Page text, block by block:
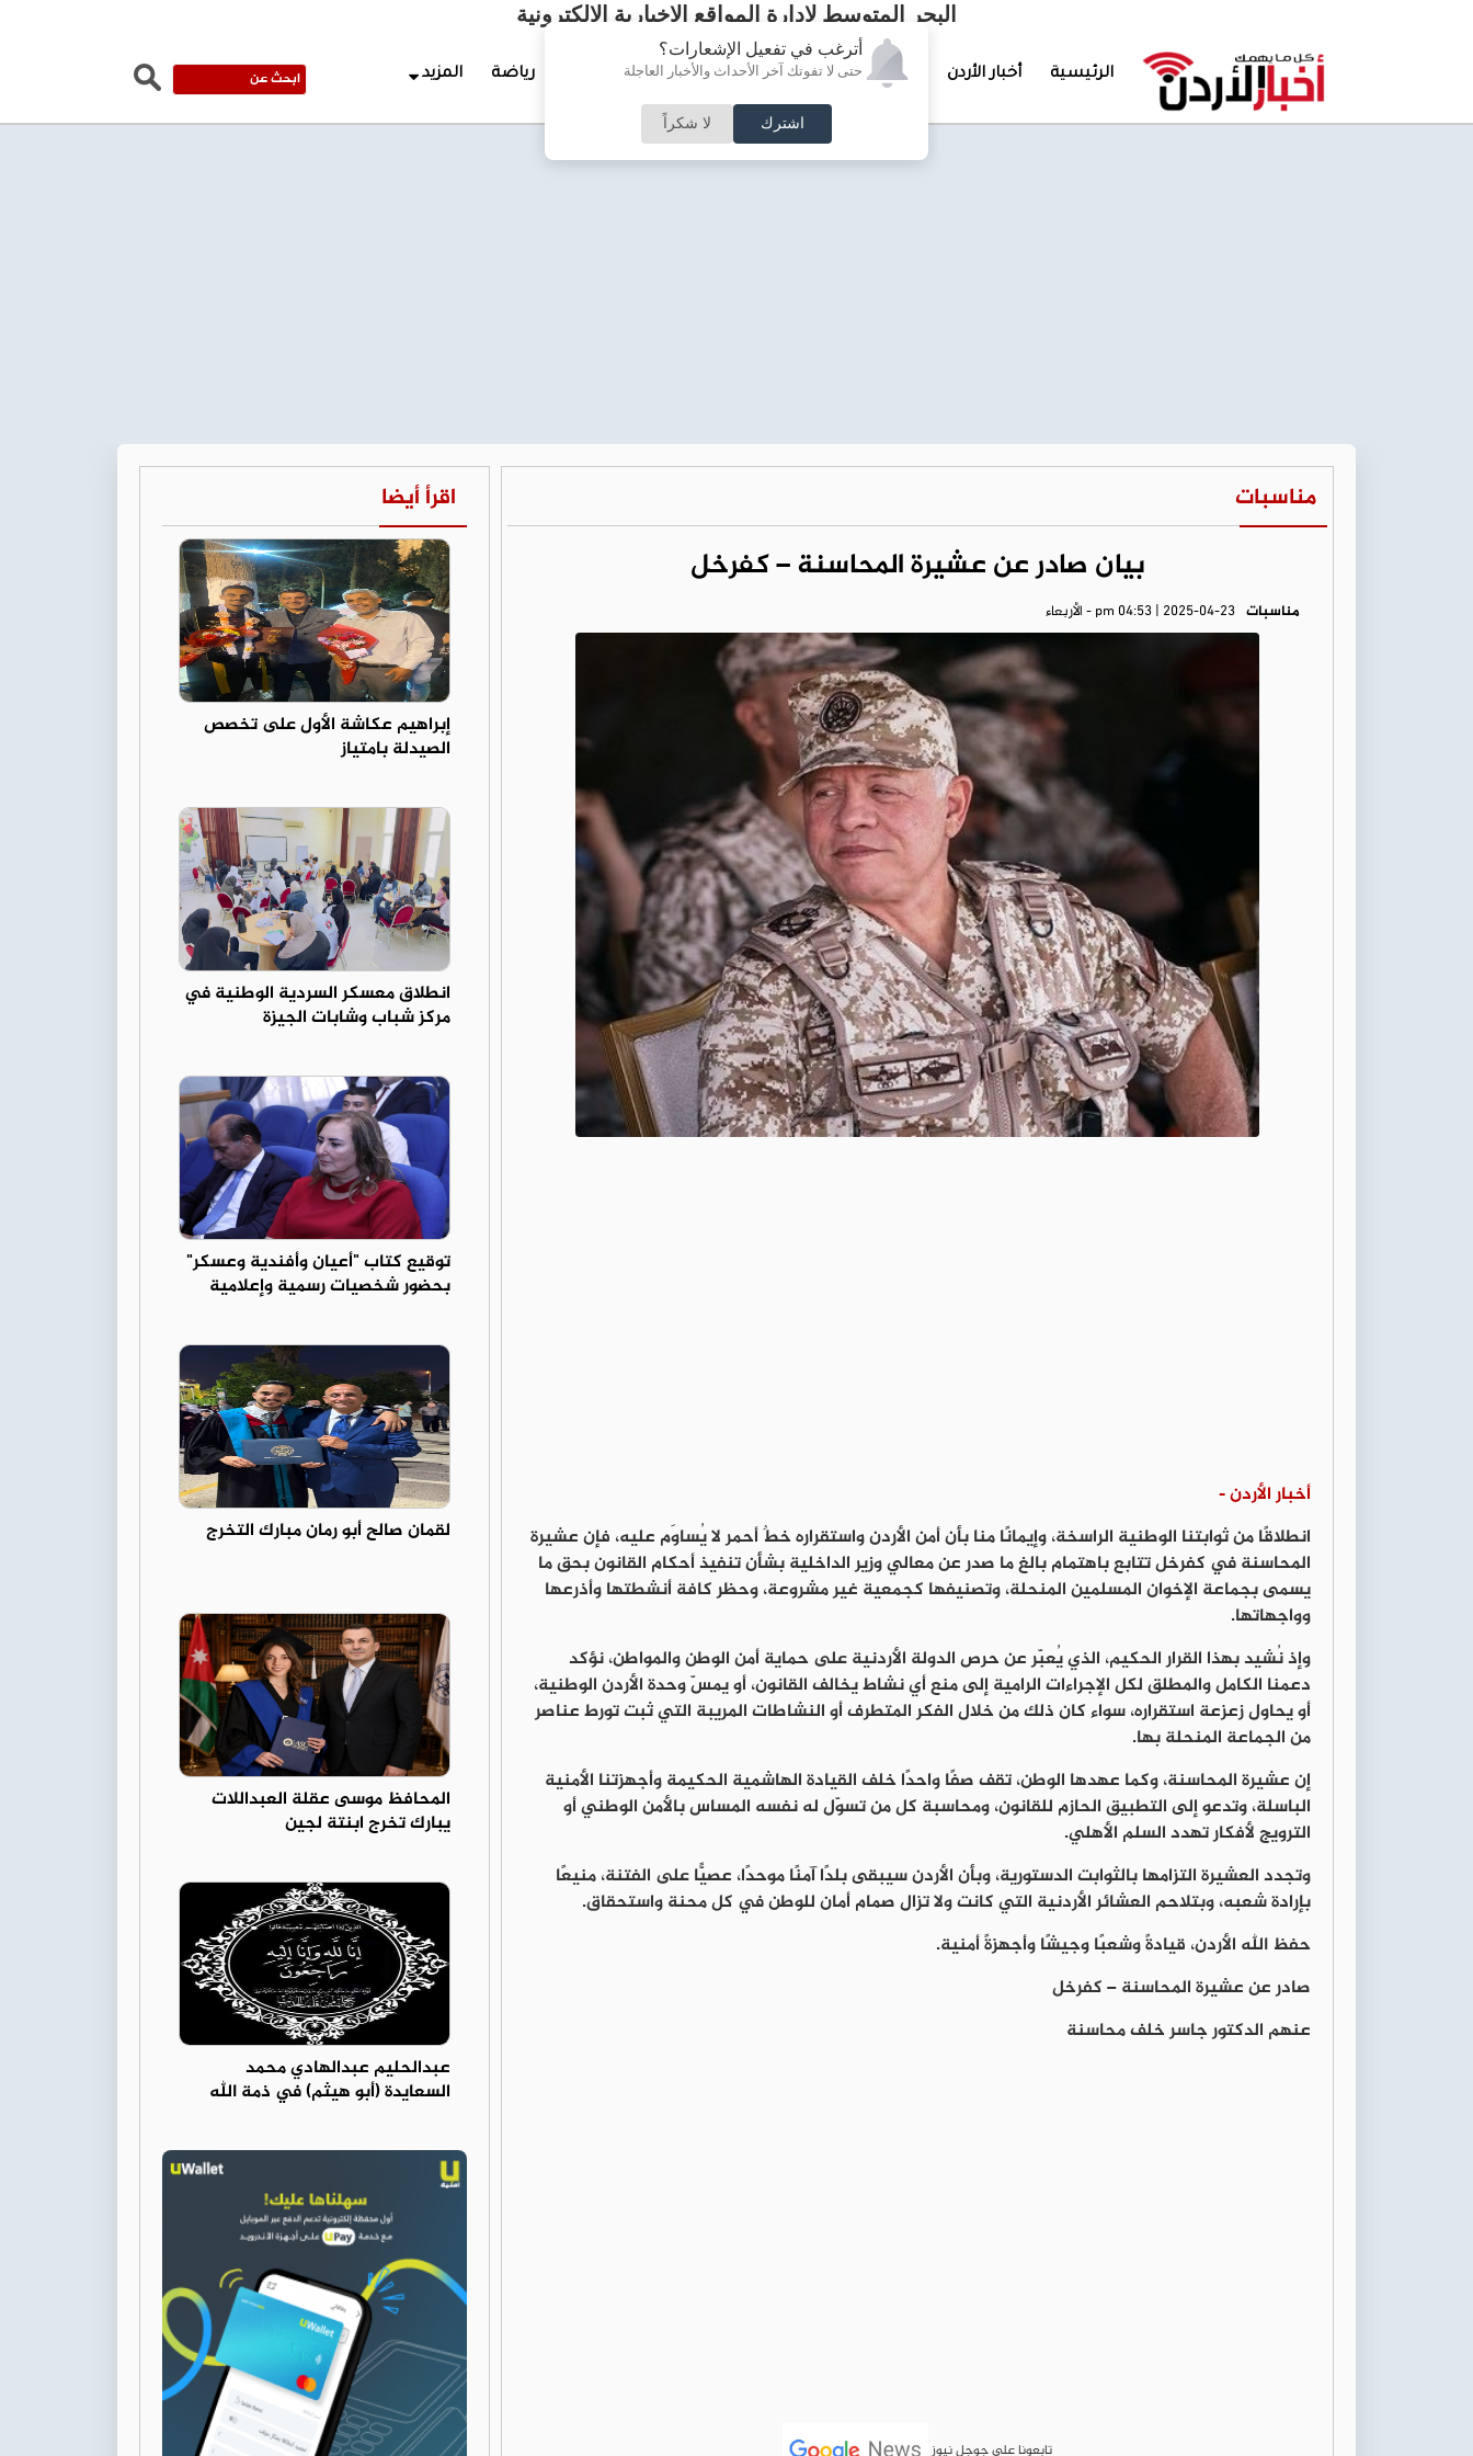
أترغب في تفعيل الإشعارات؟
حتى لا تفوتك آخر الأحداث والأخبار العاجلة
اشترك لا شكراً
البحر المتوسط لإدارة المواقع الإخبارية الالكترونية
الرئيسية أخبار الأردن تغطيات خاصة لقاء الأسبوع جرائم وحوادث رياضة المزيد
مناسبات
بيان صادر عن عشيرة المحاسنة – كفرخل
مناسبات pm 04:53 | 2025-04-23 - الأربعاء
أخبار الأردن -
انطلاقًا من ثوابتنا الوطنية الراسخة، وإيمانًا منا بأن أمن الأردن واستقراره خطٌ أحمر لا يُساوَم عليه، فإن عشيرة
المحاسنة في كفرخل تتابع باهتمام بالغ ما صدر عن معالي وزير الداخلية بشأن تنفيذ أحكام القانون بحق ما
يسمى بجماعة الإخوان المسلمين المنحلة، وتصنيفها كجمعية غير مشروعة، وحظر كافة أنشطتها وأذرعها
وواجهاتها.
وإذ نُشيد بهذا القرار الحكيم، الذي يُعبّر عن حرص الدولة الأردنية على حماية أمن الوطن والمواطن، نؤكد
دعمنا الكامل والمطلق لكل الإجراءات الرامية إلى منع أي نشاط يخالف القانون، أو يمسّ وحدة الأردن الوطنية،
أو يحاول زعزعة استقراره، سواء كان ذلك من خلال الفكر المتطرف أو النشاطات المريبة التي ثبت تورط عناصر
من الجماعة المنحلة بها.
إن عشيرة المحاسنة، وكما عهدها الوطن، تقف صفًا واحدًا خلف القيادة الهاشمية الحكيمة وأجهزتنا الأمنية
الباسلة، وتدعو إلى التطبيق الحازم للقانون، ومحاسبة كل من تسوّل له نفسه المساس بالأمن الوطني أو
الترويج لأفكار تهدد السلم الأهلي.
وتجدد العشيرة التزامها بالثوابت الدستورية، وبأن الأردن سيبقى بلدًا آمنًا موحدًا، عصيًّا على الفتنة، منيعًا
بإرادة شعبه، وبتلاحم العشائر الأردنية التي كانت ولا تزال صمام أمان للوطن في كل محنة واستحقاق.
حفظ الله الأردن، قيادةً وشعبًا وجيشًا وأجهزةً أمنية.
صادر عن عشيرة المحاسنة – كفرخل
عنهم الدكتور جاسر خلف محاسنة
تابعونا على جوجل نيوز
اقرأ أيضا
إبراهيم عكاشة الأول على تخصص
الصيدلة بامتياز
انطلاق معسكر السردية الوطنية في
مركز شباب وشابات الجيزة
توقيع كتاب "أعيان وأفندية وعسكر"
بحضور شخصيات رسمية وإعلامية
لقمان صالح أبو رمان مبارك التخرج
المحافظ موسى عقلة العبداللات
يبارك تخرج ابنتة لجين
عبدالحليم عبدالهادي محمد
السعايدة (أبو هيثم) في ذمة الله